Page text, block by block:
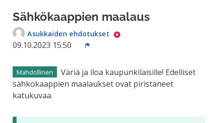
Sähkökaappien maalaus
Asukkaiden ehdotukset
09.10.2023 15:50
Mahdollinen
Väriä ja iloa kaupunkilaisille! Edelliset
sähkökaappien maalaukset ovat piristäneet
katukuvaa.